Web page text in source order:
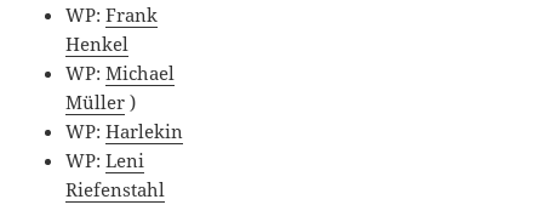
WP:Frank
Henkel
WP:Michael
Müller )
WP:Harlekin
WP:Leni
Riefenstahl